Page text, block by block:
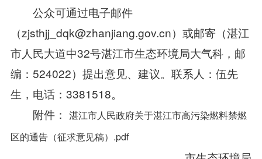
公众可通过电子邮件
（zjsthjj_dqk@zhanjiang.gov.cn）或邮寄（湛江
市人民大道中32号湛江市生态环境局大气科，邮
编：524022）提出意见、建议。联系人：伍先
生，电话：3381518。
附件： 湛江市人民政府关于湛江市高污染燃料禁燃
区的通告（征求意见稿）.pdf